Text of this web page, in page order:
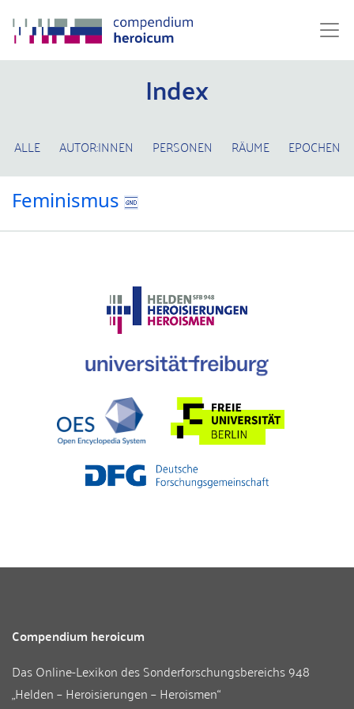
Index
ALLE AUTOR:INNEN PERSONEN RÄUME EPOCHEN
Feminismus
Compendium heroicum
Das Online-Lexikon desSonderforschungsbereichs 948
„Helden – Heroisierungen – Heroismen“